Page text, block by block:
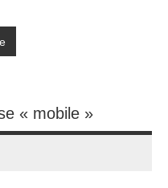
« mobile »